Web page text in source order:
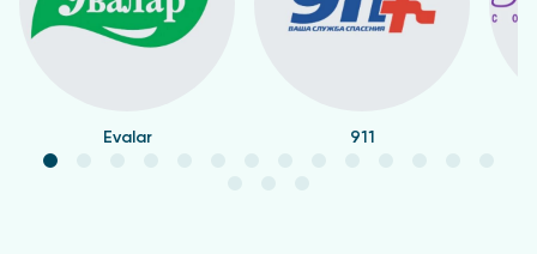
Evalar 911